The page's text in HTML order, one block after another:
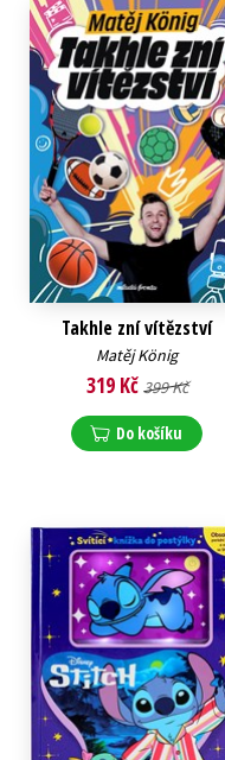
Takhle zní vítězství
Matěj König
319 Kč 399 Kč
Do košíku